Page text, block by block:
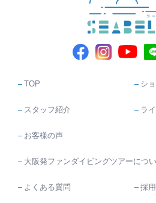
TOP シ
スタッフ紹介 ラ
お客様の声
大阪発ファンダイビングツアーにつ
よくある質問 採